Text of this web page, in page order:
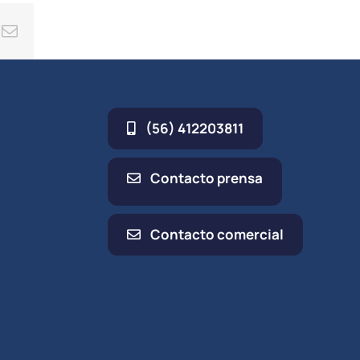
Correo
(56) 412203811
Contacto prensa
Contacto comercial